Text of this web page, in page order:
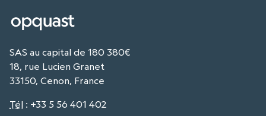
SAS au capital de 180 380€
18, rue Lucien Granet
33150, Cenon, France
Tél : +33 5 56 401 402